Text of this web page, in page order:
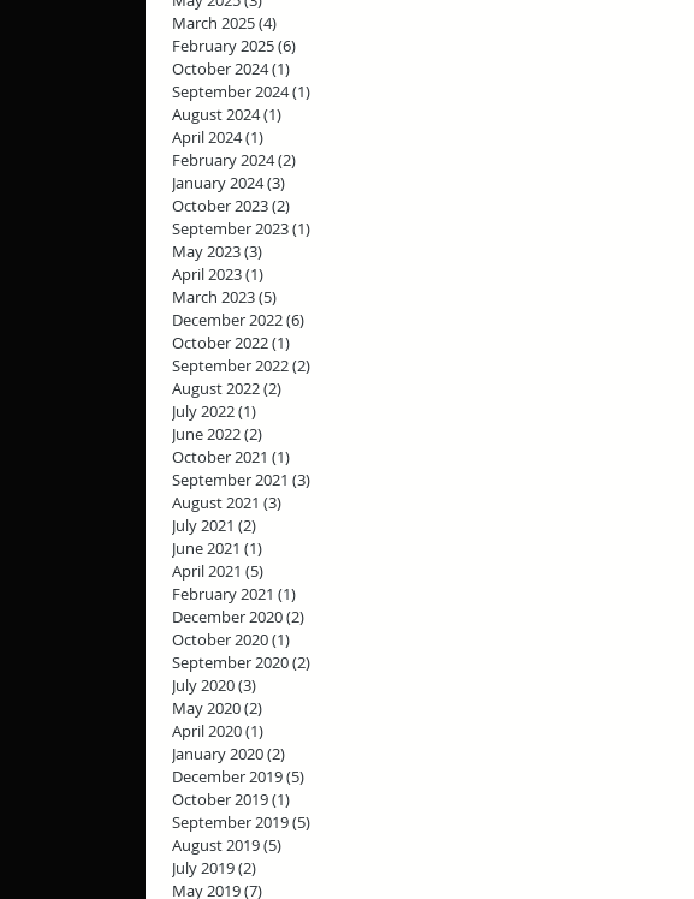
March 2025(4)
February 2025(6)
October 2024(1)
September 2024(1)
August 2024(1)
April 2024(1)
February 2024(2)
January 2024(3)
October 2023(2)
September 2023(1)
May 2023(3)
April 2023(1)
March 2023(5)
December 2022(6)
October 2022(1)
September 2022(2)
August 2022(2)
July 2022(1)
June 2022(2)
October 2021 (1)
September 2021 (3)
August 2021 (3)
July 2021 (2)
June 2021 (1)
April 2021 (5)
February 2021 (1)
December 2020(2)
October 2020(1)
September 2020(2)
July 2020(3)
May 2020(2)
April 2020(1)
January 2020(2)
December 2019(5)
October 2019(1)
September 2019(5)
August 2019(5)
July 2019(2)
May 2019(7)